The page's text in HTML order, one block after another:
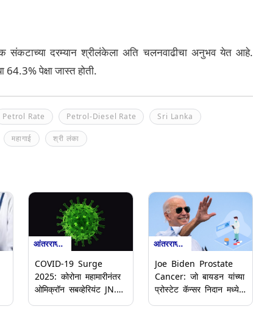
संकटाच्या दरम्यान श्रीलंकेला अति चलनवाढीचा अनुभव येत आहे.
पेक्षा जास्त होती.
Petrol Rate Petrol-Diesel Rate Sri Lanka
महागाई श्री लंका
आंतरराष्ट्रीय
COVID-19 Surge
2025: कोरोना महामारीनंतर
ओमिक्रॉन सबव्हेरियंट JN.1
आंतरराष्ट्रीय
Joe Biden Prostate
Cancer: जो बायडन यांच्या
प्रोस्टेट कॅन्सर निदान मध्ये